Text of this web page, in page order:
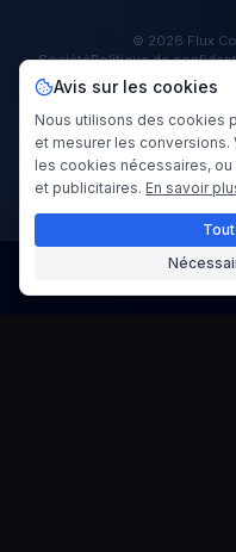
© 2026 Flux
SociétéPolitique de
Avis sur les cookies
Nous utilisons des cookies
et mesurer les
les cookies nécessaires, ou
et publicitaires. En savoir